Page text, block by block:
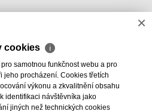
×
cookies ℹ
samotnou funkčnost webu a pro
jeho procházení. Cookies třetích
výkonu a zkvalitnění obsahu
identifikaci návštěvníka jako
jiných než technických cookies